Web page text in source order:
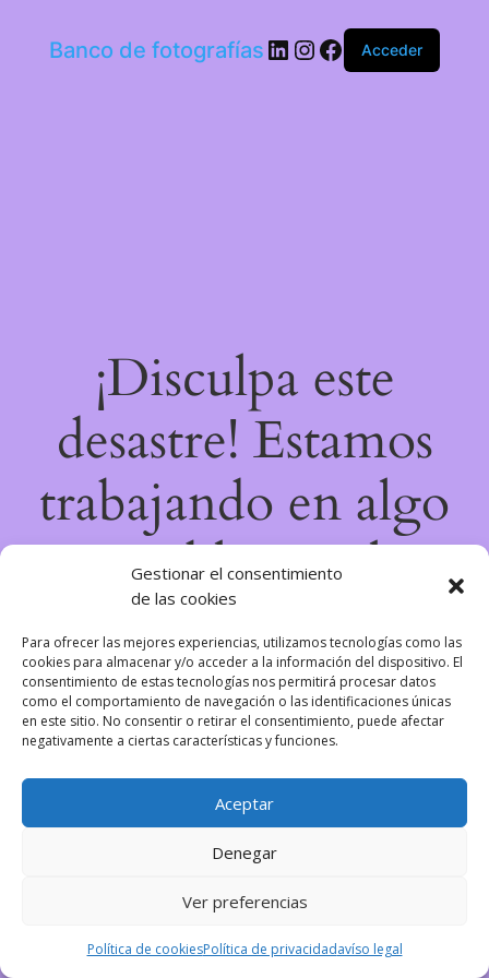
Gestionar el consentimiento
de las cookies
Para ofrecer las mejores experiencias, utilizamos tecnologías como las
cookies para almacenar y/o acceder a la información del dispositivo. El
consentimiento de estas tecnologías nos permitirá procesar datos
como el comportamiento de navegación o las identificaciones únicas
en este sitio. No consentir o retirar el consentimiento, puede afectar
negativamente a ciertas características y funciones.
Aceptar
Denegar
Ver preferencias
Política de cookiesPolítica de privacidadavíso legal
Banco de fotografías LinkedIn
Instagram
Facebook
Acceder
¡Disculpa este
desastre! Estamos
trabajando en algo
increíble, ¡vuelve
pronto!